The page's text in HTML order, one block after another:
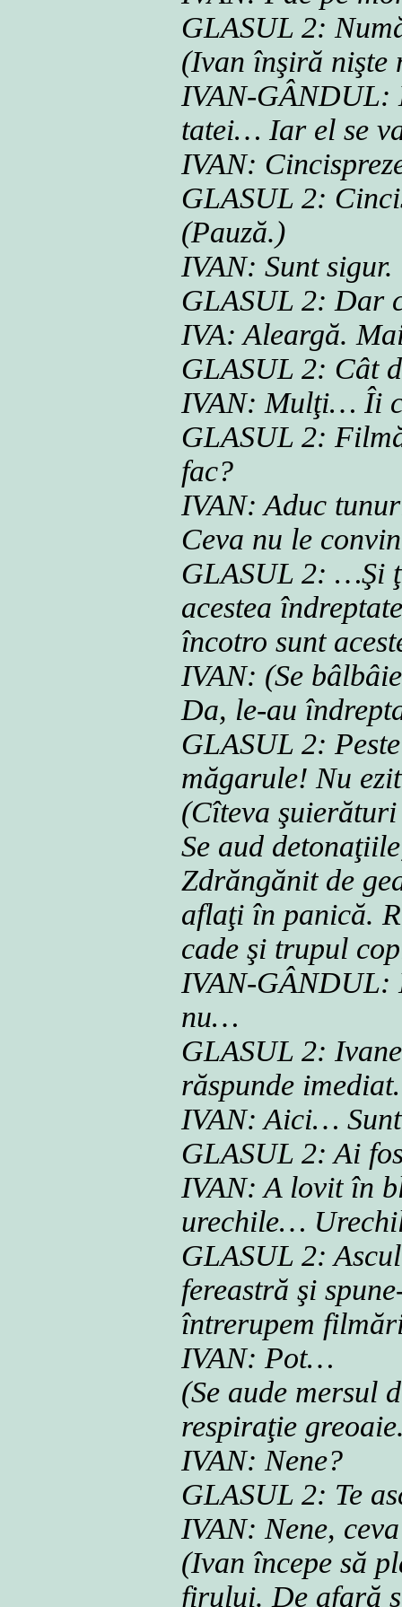
GLASUL 2:
(Ivan înşiră nişte
IVAN-GÂNDUL:
tatei… Iar el se
IVAN:
GLASUL 2:
(Pauză.)
IVAN: Sunt sigur.
GLASUL 2: Dar
IVA: Aleargă.
GLASUL 2: Cât
IVAN: Mulţi… Îi
GLASUL 2:
fac?
IVAN: Aduc
Ceva nu le
GLASUL 2: …Şi
acestea
încotro sunt
IVAN: (Se
Da, le-au
GLASUL 2:
măgarule! Nu
(Cîteva şuierături
Se aud
Zdrăngănit de
aflaţi în panică.
cade şi trupul
IVAN-GÂNDUL:
nu…
GLASUL 2:
răspunde
IVAN: Aici…
GLASUL 2: Ai
IVAN: A lovit în
urechile…
GLASUL 2:
fereastră şi
întrerupem
IVAN: Pot…
(Se aude mersul
respiraţie
IVAN: Nene?
GLASUL 2: Te
IVAN: Nene,
(Ivan începe să
firului. De afară